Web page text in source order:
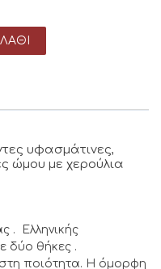
υφασμάτινες,
ώμου με χερούλια
. Ελληνικής
δύο θήκες .
ποιότητα. Η όμορφη